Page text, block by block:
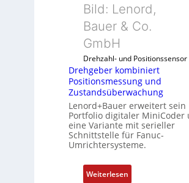
o
m
n
i
e
r
t
P
o
Bild: Lenord,
Bauer & Co.
GmbH
Drehzahl- und Positionssensor
Drehgeber kombiniert
Positionsmessung und
Zustandsüberwachung
Lenord+Bauer erweitert sein
Portfolio digitaler MiniCoder
eine Variante mit serieller
Schnittstelle für Fanuc-
Umrichtersysteme.
Weiterlesen: